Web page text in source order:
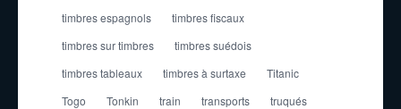
timbres espagnols
timbres fiscaux
timbres sur timbres
timbres suédois
timbres tableaux
timbres à surtaxe
Titanic
Togo
Tonkin train transports
truqués